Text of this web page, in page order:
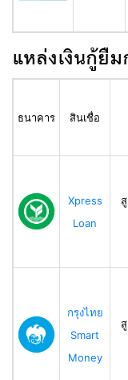
แหล่งเงินกู้ยื
ธนาคาร สินเชื่อ
Xpress
Loan
กรุงไทย
Smart
Money